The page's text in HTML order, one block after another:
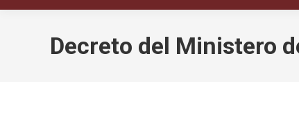
Decreto del Ministero